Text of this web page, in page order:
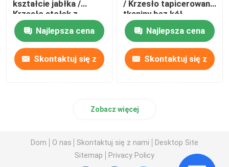
kształcie jabłka /
Krzesło stołek z
tworzywa sztucznego
Najlepsza cena
Skontaktuj się z
/ Krzesło tapicerowane
tkaniny bez kół
Najlepsza cena
Skontaktuj się z
Zobacz więcej
Dom O nas Skontaktuj się z nami
Desktop Site
Sitemap
Privacy Policy